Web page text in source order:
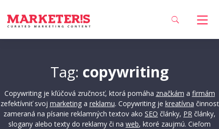
Tag: copywriting
Copywriting je kľúčová zručnosť, ktorá pomáha značkám a firmám
zefektívniť svoj marketinga reklamu. Copywriting je kreatívna činnosť
zameraná na písanie reklamných textov ako SEO články, PR články,
slogany alebo texty do reklamy či na web, ktoré zaujmú. Cieľom